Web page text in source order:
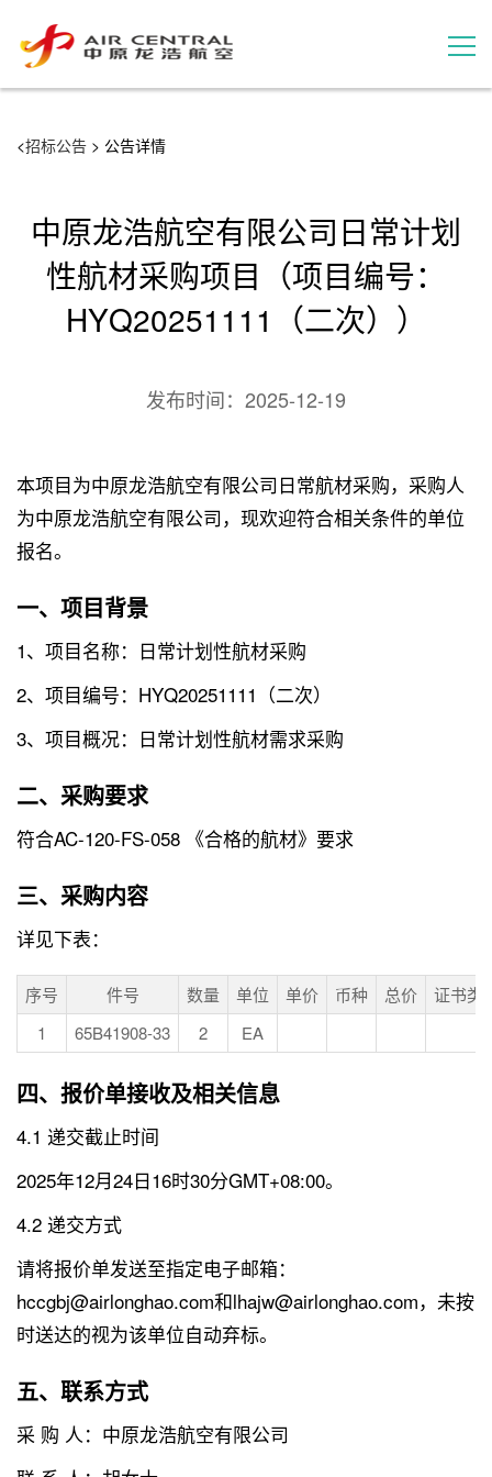
用户案例
联系我们
<招标公告 > 公告详情
中原龙浩航空有限公司日常计划
性航材采购项目（项目编号：
HYQ20251111（二次））
发布时间： 2025-12-19
本项目为中原龙浩航空有限公司日常航材采购，采购人
为中原龙浩航空有限公司，现欢迎符合相关条件的单位
报名。
一、项目背景
1、项目名称：日常计划性航材采购
2、项目编号：HYQ20251111（二次）
3、项目概况：日常计划性航材需求采购
二、采购要求
符合AC-120-FS-058 《合格的航材》要求
三、采购内容
详见下表：
序号 件号 数量 单位 单价 币种 总价
证书类
1
65B41908-33 2 EA
四、报价单接收及相关信息
4.1 递交截止时间
2025年12月24日16时30分GMT+08:00。
4.2 递交方式
请将报价单发送至指定电子邮箱：
hccgbj@airlonghao.com和lhajw@airlonghao.com，未按
时送达的视为该单位自动弃标。
五、联系方式
采 购 人：中原龙浩航空有限公司